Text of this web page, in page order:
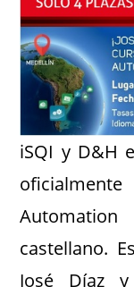
iSQI y D&H
castellano.
José Díaz